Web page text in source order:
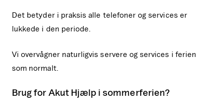
Det betyder i praksis alle telefoner og services er
lukkede i den periode.
Vi overvågner naturligvis servere og services i ferien
som normalt.
Brug for Akut Hjælp i sommerferien?